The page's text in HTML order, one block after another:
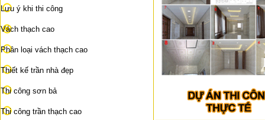
Lưu ý khi thi công
Vách thạch cao
Phân loại vách thạch cao
Thiết kế trần nhà đẹp
Thi công sơn bả
Thi công trần thạch cao